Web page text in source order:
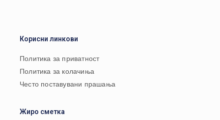
Корисни линкови
Политика за приватност
Политика за колачиња
Често поставувани прашања
Жиро сметка